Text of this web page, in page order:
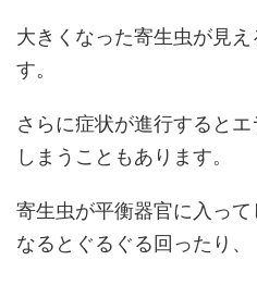
大きくなった寄生虫が見
す。
さらに症状が進行すると
しまうこともあります。
寄生虫が平衡器官に入っ
なるとぐるぐる回ったり、